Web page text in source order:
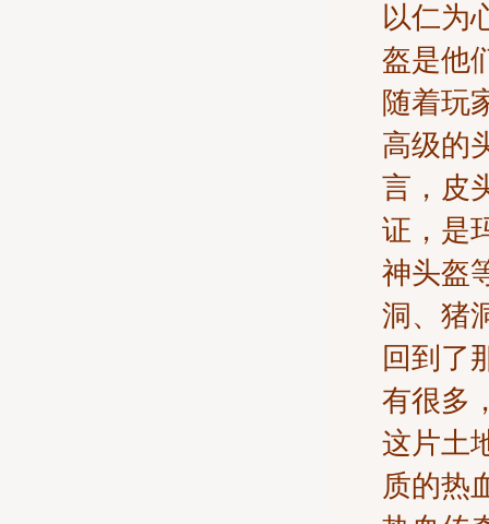
以仁为
盔是他
随着玩
高级的
言，皮
证，是
神头盔
洞、猪
回到了
有很多
这片土
质的热